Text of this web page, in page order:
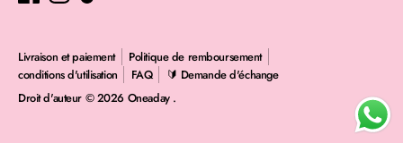
Livraison et paiement
Politique de remboursement
conditions d'utilisation
FAQ
🔰 Demande d'échange
Droit d'auteur © 2026 Oneaday .